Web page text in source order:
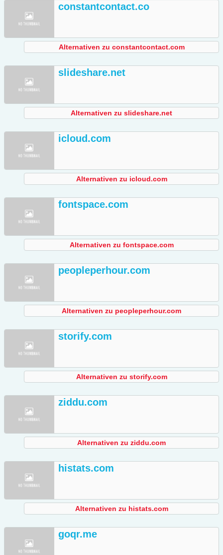
constantcontact.co
Alternativen zu constantcontact.com
slideshare.net
Alternativen zu slideshare.net
icloud.com
Alternativen zu icloud.com
fontspace.com
Alternativen zu fontspace.com
peopleperhour.com
Alternativen zu peopleperhour.com
storify.com
Alternativen zu storify.com
ziddu.com
Alternativen zu ziddu.com
histats.com
Alternativen zu histats.com
goqr.me